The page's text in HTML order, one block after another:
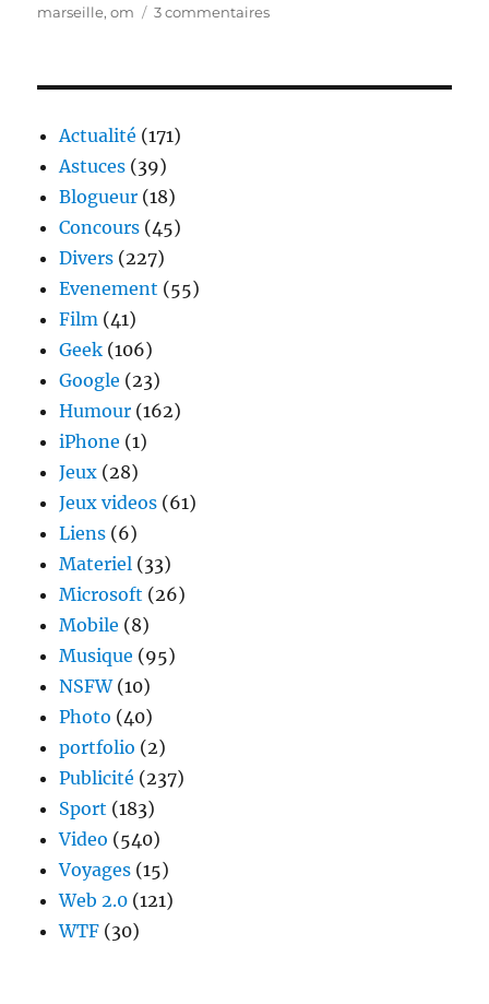
marseille,om 3 commentairessur
Actualité (171)
Astuces (39)
Blogueur (18)
Concours (45)
Divers (227)
Evenement (55)
Film (41)
Geek (106)
Google (23)
Humour (162)
iPhone (1)
Jeux (28)
Jeux videos (61)
Liens (6)
Materiel (33)
Microsoft (26)
Mobile (8)
Musique (95)
NSFW(10)
Photo (40)
portfolio (2)
Publicité (237)
Sport (183)
Video (540)
Voyages (15)
Web 2.0 (121)
WTF (30)